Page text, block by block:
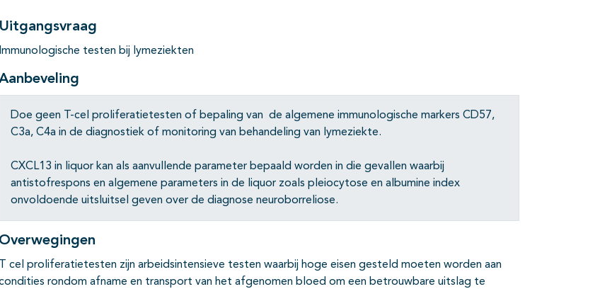
deze richtlijn
open- en dichtklappen
open- en dichtklappen
open- en dichtklappen
Uitgangsvraag
Immunologische testen bij lymeziekten
Doe geen T-cel proliferatietesten of bepaling van de algemene immunologische markers CD57,
C3a, C4a in de diagnostiek of monitoring van behandeling van lymeziekte.
CXCL13 in liquor kan als aanvullende parameter bepaald worden in die gevallen waarbij
antistofrespons en algemene parameters in de liquor zoals pleiocytose en albumine index
onvoldoende uitsluitsel geven over de diagnose neuroborreliose.
Overwegingen
T cel proliferatietesten zijn arbeidsintensieve testen waarbij hoge eisen gesteld moeten worden aan
rondom afname en transport van het afgenomen bloed om een betrouwbare uitslag te